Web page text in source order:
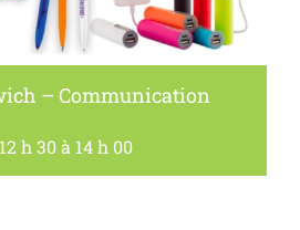
– Communication
h 30à 14 h 00